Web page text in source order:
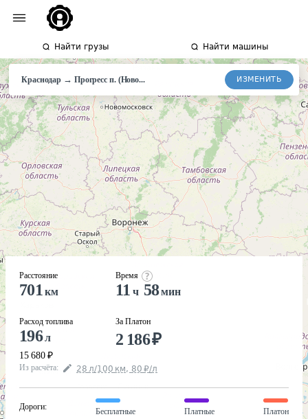
Найти грузы Найти машины
Краснодар → Прогресс п. (Ново... ИЗМЕНИТЬ
Расстояние
701 км
Расход топлива
196л
15 680 ₽
Время
11 ч 58мин
За Платон
2 186₽
Из расчёта: 28 л/100 км, 80 ₽/л
Дороги:
Бесплатные Платные Платон